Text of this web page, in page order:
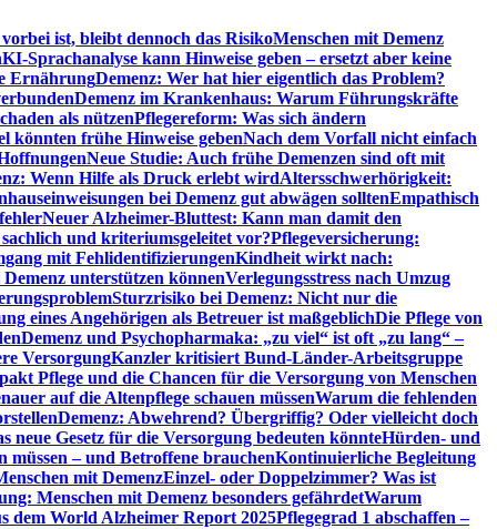
ist, bleibt dennoch das RisikoMenschen mit Demenz
KI-Sprachanalyse kann Hinweise geben – ersetzt aber keine
ErnährungDemenz: Wer hat hier eigentlich das Problem?
Demenz im Krankenhaus: Warum Führungskräfte
als nützenPflegereform: Was sich ändern
könnten frühe Hinweise gebenNach dem Vorfall nicht einfach
Neue Studie: Auch frühe Demenzen sind oft mit
Wenn Hilfe als Druck erlebt wirdAltersschwerhörigkeit:
bei Demenz gut abwägen solltenEmpathisch
Neuer Alzheimer-Bluttest: Kann man damit den
und kriteriumsgeleitet vor?Pflegeversicherung:
mit FehlidentifizierungenKindheit wirkt nach:
unterstützen könnenVerlegungsstress nach Umzug
Sturzrisiko bei Demenz: Nicht nur die
eines Angehörigen als Betreuer ist maßgeblichDie Pflege von
Demenz und Psychopharmaka: „zu viel“ ist oft „zu lang“ –
VersorgungKanzler kritisiert Bund-Länder-Arbeitsgruppe
Pflege und die Chancen für die Versorgung von Menschen
auf die Altenpflege schauen müssenWarum die fehlenden
Demenz: Abwehrend? Übergriffig? Oder vielleicht doch
neue Gesetz für die Versorgung bedeuten könnteHürden- und
– und Betroffene brauchenKontinuierliche Begleitung
mit DemenzEinzel- oder Doppelzimmer? Was ist
Menschen mit Demenz besonders gefährdetWarum
dem World Alzheimer Report 2025Pflegegrad 1 abschaffen –